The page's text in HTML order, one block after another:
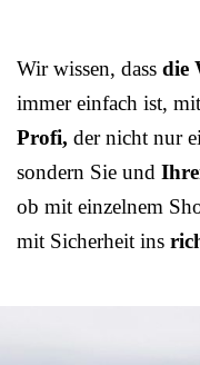
Wir wissen, dass die
immer einfach ist, mit
Profi, der nicht nur
sondern Sie und
ob mit einzelnem
mit Sicherheit ins